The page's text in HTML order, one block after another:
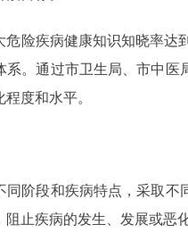
疾病健康知识知晓率达到
系。通过市卫生局、市中
度和水平。
段和疾病特点，采取不
阻止疾病的发生、发展或恶